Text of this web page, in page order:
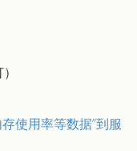
使用率等数据”到服